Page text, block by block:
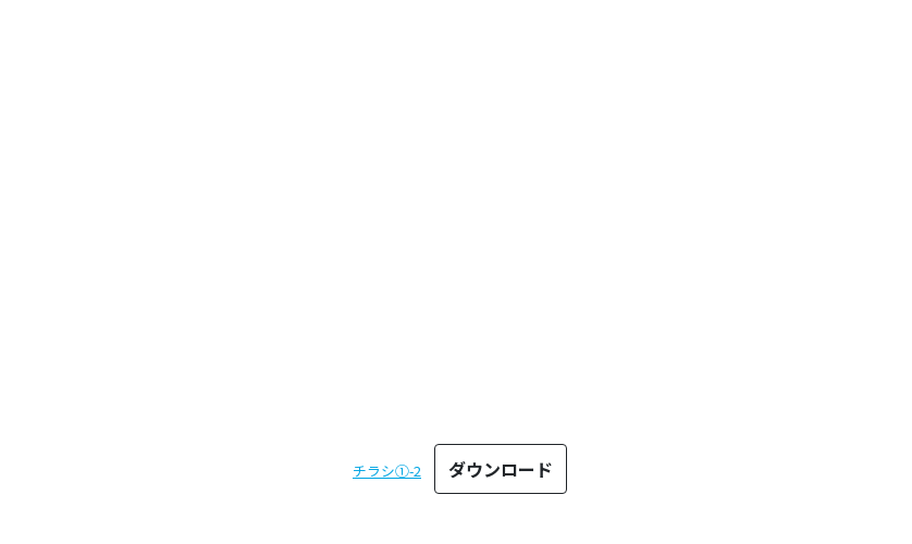
チラシ①-2 ダウンロード